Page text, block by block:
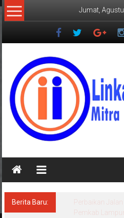
Lompat
ke
Jumat,
Mitra
Terpercaya
Berita Baru:
Perbaikan Jalan
Pemkab